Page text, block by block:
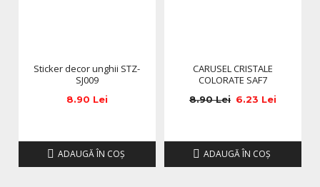
Sticker decor unghii STZ-
SJ009
8.90 Lei
ADAUGĂ ÎN COŞ
CARUSEL CRISTALE
COLORATE SAF7
6.23 Lei
8.90 Lei
ADAUGĂ ÎN COŞ